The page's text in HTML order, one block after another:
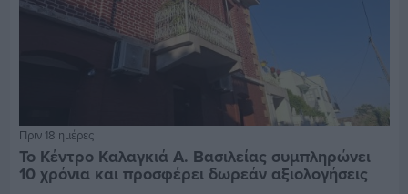
Πριν 18 ημέρες
Το Κέντρο Καλαγκιά Α. Βασιλείας συμπληρώνει
10 χρόνια και προσφέρει δωρεάν αξιολογήσεις